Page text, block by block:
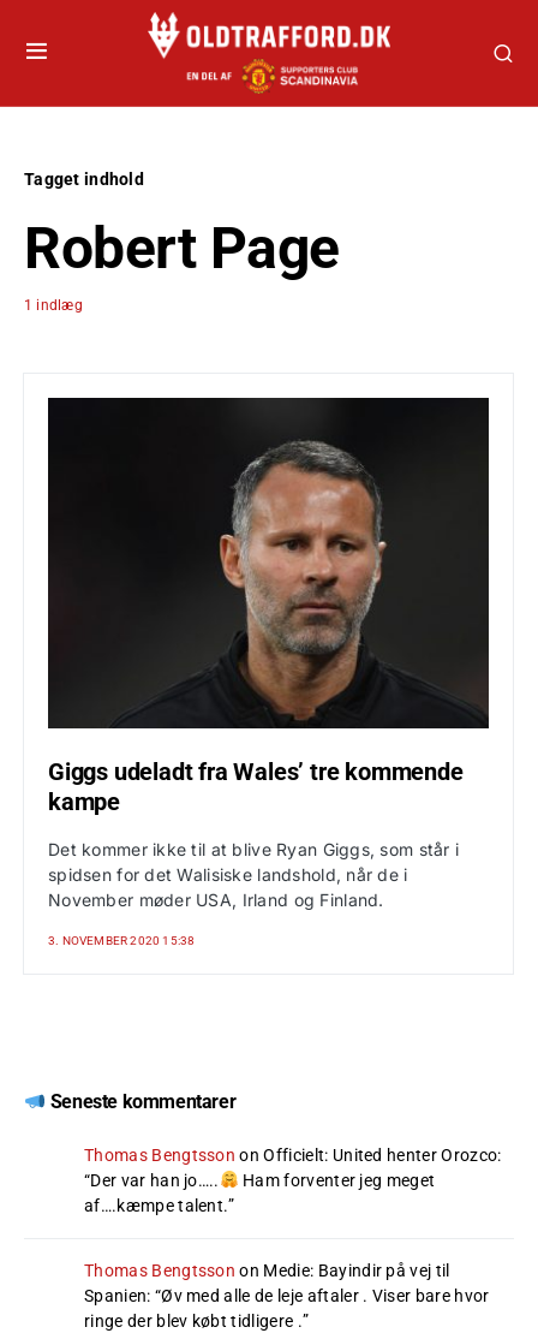
Tagget indhold
Robert Page
1 indlæg
Giggs udeladt fra Wales’ tre kommende
kampe
Det kommer ikke til at blive Ryan Giggs, som står i
spidsen for det Walisiske landshold, når de i
November møder USA, Irland og Finland.
3. NOVEMBER 2020 15:38
Seneste kommentarer
Thomas Bengtsson onOfficielt: United henter Orozco:
“Der var han jo…..
Ham forventer jeg meget
af….kæmpe talent.”
Thomas Bengtsson on Medie: Bayindir på vej til
Spanien: “Øv med alle de leje aftaler . Viser bare hvor
ringe der blev købt tidligere .”